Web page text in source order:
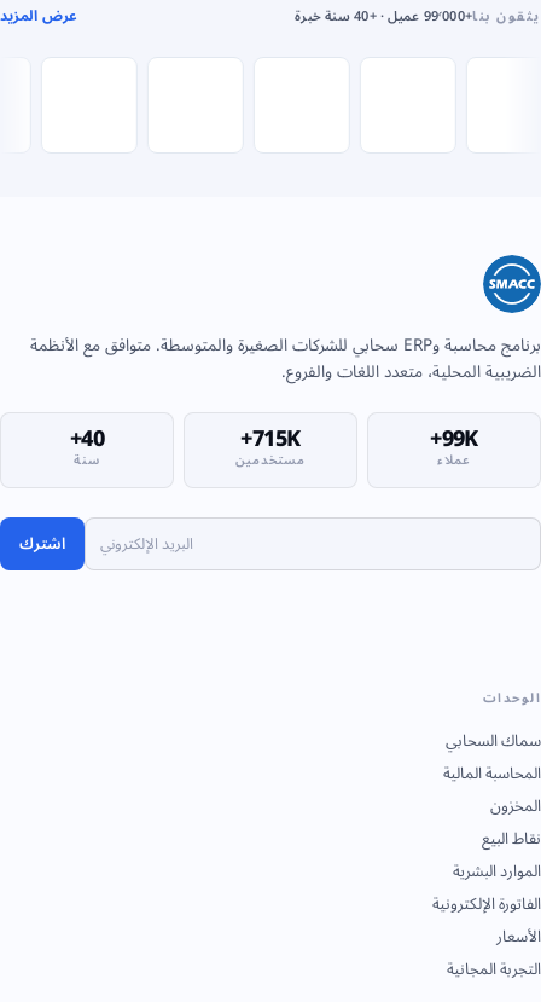
يثقون بنا+99٬000 عميل · +40 سنة خبرة عرض المزيد
برنامج محاسبة وERP سحابي للشركات الصغيرة والمتوسطة. متوافق مع الأنظمة
الضريبية المحلية، متعدد اللغات والفروع.
99K+
عملاء 715K+
مستخدمين 40+
سنة
اشترك
الوحدات
سماك السحابي
المحاسبة المالية
المخزون
نقاط البيع
الموارد البشرية
الفاتورة الإلكترونية
الأسعار
التجربة المجانية